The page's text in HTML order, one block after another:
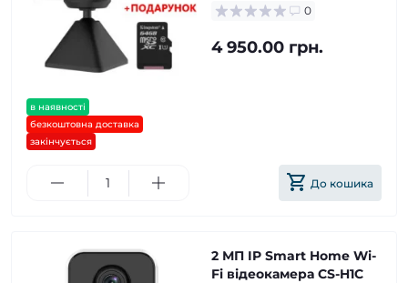
в наявності
безкоштовна доставка
закінчується
0
4 950.00 грн.
До кошика
2 МП IP Smart Home Wi-
Fi відеокамера CS-H1C